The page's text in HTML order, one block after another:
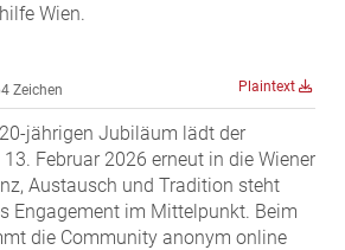
International
Wien.
Zeichen Plaintext
jährigen Jubiläum lädt der
Februar 2026 erneut in die Wiener
Austausch und Tradition steht
Engagement im Mittelpunkt. Beim
die Community anonym online